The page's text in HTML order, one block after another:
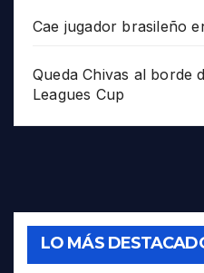
Cae jugador brasileño
Queda Chivas al borde
Leagues Cup
LO MÁS